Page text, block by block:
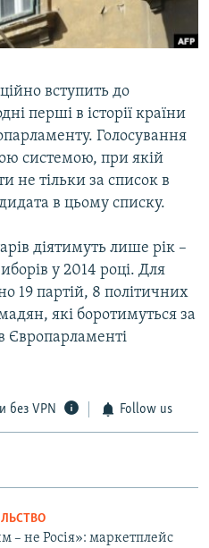
вступить до
перші в історії країни
Голосування
системою, при якій
не тільки за список в
в цьому списку.
діятимуть лише рік –
y 2014 році. Для
19 партій, 8 політичних
які боротимуться за
Європарламенті
без VPN Follow us
– не Росія»: маркетплейс